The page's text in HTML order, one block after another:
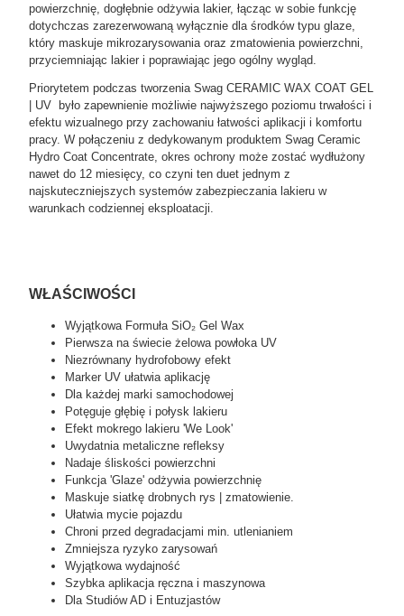
powierzchnię, dogłębnie odżywia lakier, łącząc w sobie funkcję
dotychczas zarezerwowaną wyłącznie dla środków typu glaze,
który maskuje mikrozarysowania oraz zmatowienia powierzchni,
przyciemniając lakier i poprawiając jego ogólny wygląd.
Priorytetem podczas tworzenia Swag CERAMIC WAX COAT GEL
| UV było zapewnienie możliwie najwyższego poziomu trwałości i
efektu wizualnego przy zachowaniu łatwości aplikacji i komfortu
pracy. W połączeniu z dedykowanym produktem Swag Ceramic
Hydro Coat Concentrate, okres ochrony może zostać wydłużony
nawet do 12 miesięcy, co czyni ten duet jednym z
najskuteczniejszych systemów zabezpieczania lakieru w
warunkach codziennej eksploatacji.
WŁAŚCIWOŚCI
Wyjątkowa Formuła SiO₂ Gel Wax
Pierwsza na świecie żelowa powłoka UV
Niezrównany hydrofobowy efekt
Marker UV ułatwia aplikację
Dla każdej marki samochodowej
Potęguje głębię i połysk lakieru
Efekt mokrego lakieru 'We Look'
Uwydatnia metaliczne refleksy
Nadaje śliskości powierzchni
Funkcja 'Glaze' odżywia powierzchnię
Maskuje siatkę drobnych rys | zmatowienie.
Ułatwia mycie pojazdu
Chroni przed degradacjami min. utlenianiem
Zmniejsza ryzyko zarysowań
Wyjątkowa wydajność
Szybka aplikacja ręczna i maszynowa
Dla Studiów AD i Entuzjastów